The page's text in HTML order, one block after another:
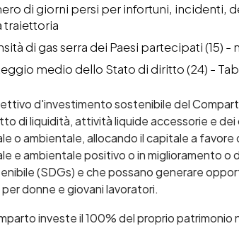
di giorni persi per infortuni, incidenti,
traiettoria
di gas serra dei Paesi partecipati (15)
medio dello Stato di diritto (24) -
d'investimento sostenibile del
di liquidità, attività liquide accessorie e
o ambientale, allocando il capitale a
e ambientale positivo o in miglioramento o
(SDGs) e che possano generare
per donne e giovani lavoratori.
investe il 100% del proprio